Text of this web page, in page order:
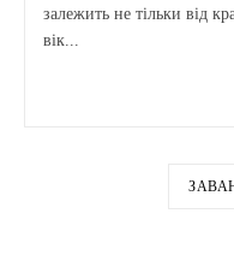
залежить не тільки від
вік...